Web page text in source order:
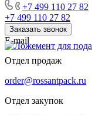
+7 499 110 27 82
+7 499 110 27 82
Заказать звонок
E-mail
Отдел продаж
order@rossantpack.ru
Отдел закупок